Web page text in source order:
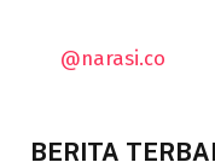
@narasi.co
BERITA